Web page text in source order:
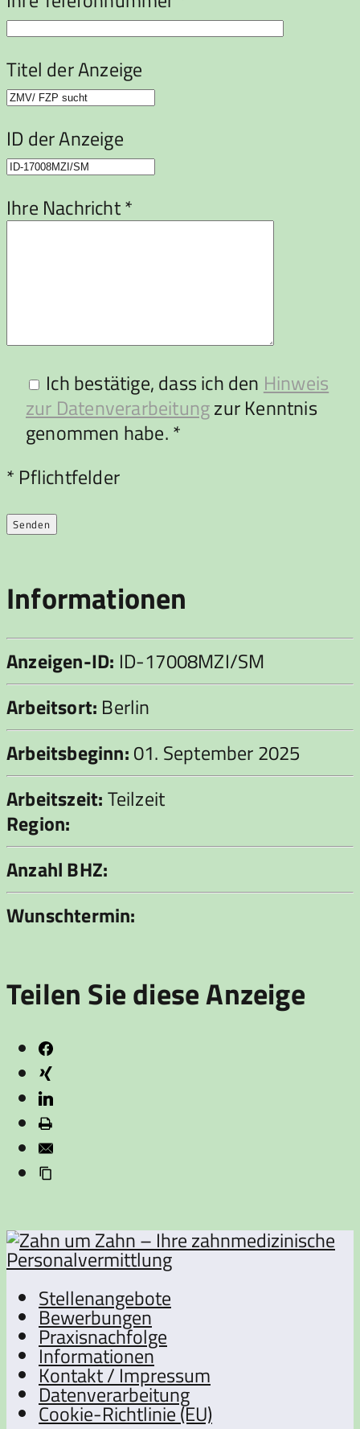
Titel der Anzeige
ID der Anzeige
Ihre Nachricht *
Ich bestätige, dass ich den Hinweis
zur Datenverarbeitungzur Kenntnis
genommen habe. *
Bitte lasse dieses Feld leer.
* Pflichtfelder
Informationen
Anzeigen-ID: ID-17008MZI/SM
Arbeitsort: Berlin
Arbeitsbeginn:01. September 2025
Arbeitszeit:Teilzeit
Region:
Anzahl BHZ:
Wunschtermin:
Teilen Sie diese Anzeige
Stellenangebote
Bewerbungen
Praxisnachfolge
Informationen
Kontakt / Impressum
Datenverarbeitung
Cookie-Richtlinie (EU)